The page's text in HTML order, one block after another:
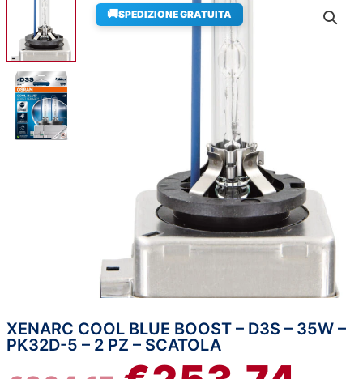
🚚SPEDIZIONE GRATUITA
XENARC COOL BLUE BOOST – D3S – 35W –
PK32D-5 – 2 PZ – SCATOLA
IL
IL
Xenarc
Cool